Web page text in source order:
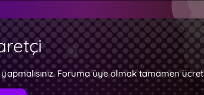
Foruma üye olmak tamamen